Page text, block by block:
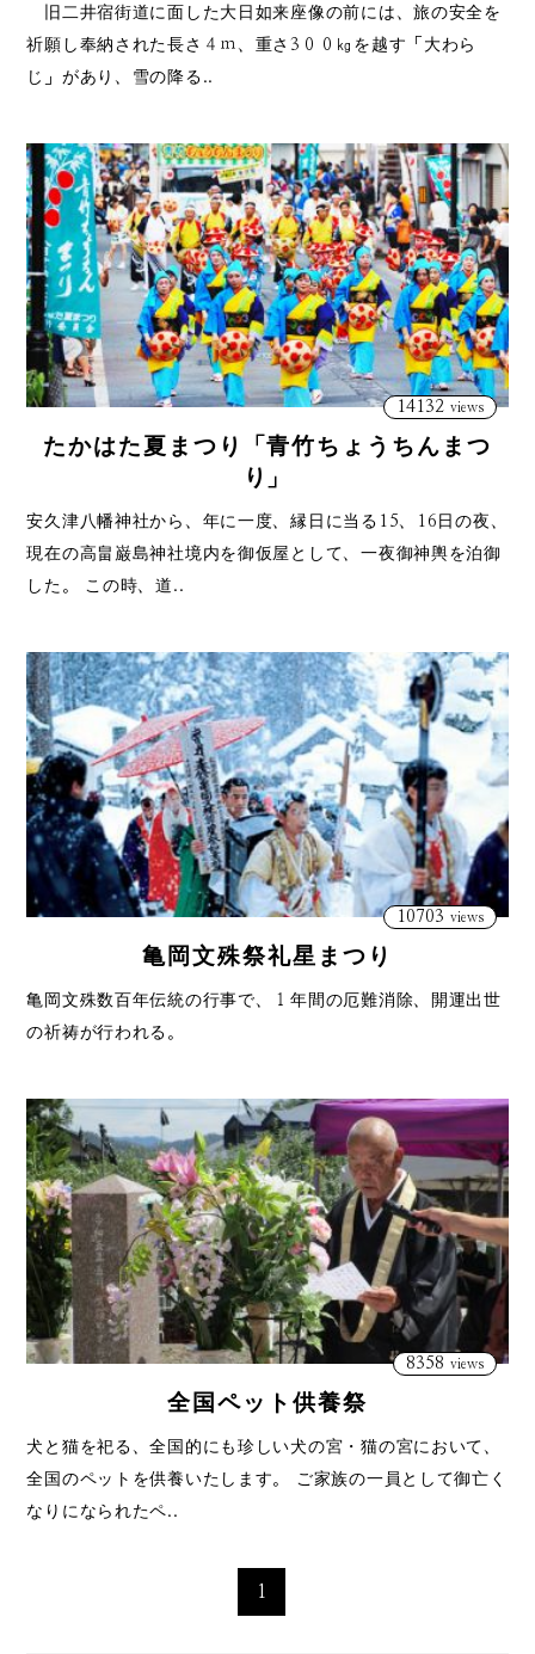
旧二井宿街道に面した大日如来座像の前には、旅の安全を
祈願し奉納された長さ４ｍ、重さ3００㎏を越す「大わら
じ」があり、雪の降る..
14132 views
たかはた夏まつり「青竹ちょうちんまつ
り」
安久津八幡神社から、年に一度、縁日に当る15、16日の夜、
現在の高畠巌島神社境内を御仮屋として、一夜御神輿を泊御
した。 この時、道..
10703 views
亀岡文殊祭礼星まつり
亀岡文殊数百年伝統の行事で、１年間の厄難消除、開運出世
の祈祷が行われる。
8358 views
全国ペット供養祭
犬と猫を祀る、全国的にも珍しい犬の宮・猫の宮において、
全国のペットを供養いたします。 ご家族の一員として御亡く
なりになられたペ..
1